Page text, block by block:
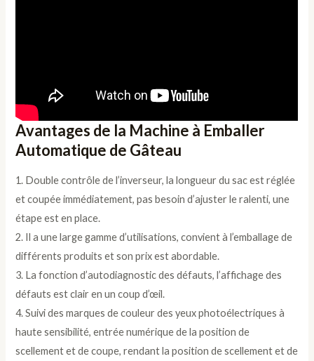
Avantages de la Machine à Emballer
Automatique de Gâteau
1. Double contrôle de l’inverseur, la longueur du sac est réglée
et coupée immédiatement, pas besoin d’ajuster le ralenti, une
étape est en place.
2. Il a une large gamme d’utilisations, convient à l’emballage de
différents produits et son prix est abordable.
3. La fonction d’autodiagnostic des défauts, l’affichage des
défauts est clair en un coup d’œil.
4. Suivi des marques de couleur des yeux photoélectriques à
haute sensibilité, entrée numérique de la position de
scellement et de coupe, rendant la position de scellement et de